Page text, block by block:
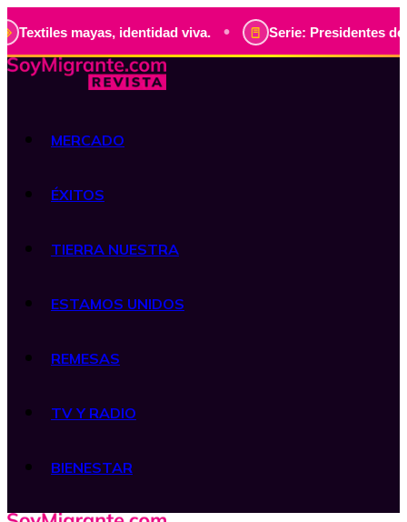
identidad viva. • Serie: Presidentes de Guatemala,
MERCADO
ÉXITOS
TIERRA NUESTRA
ESTAMOS UNIDOS
REMESAS
TV Y RADIO
BIENESTAR